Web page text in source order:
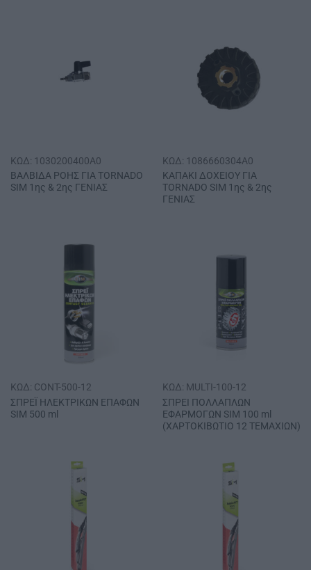
ΚΩΔ: 1030200400A0
ΒΑΛΒΙΔΑ ΡΟΗΣ ΓΙΑ ΤΟRΝΑDΟ
SΙΜ 1ης & 2ης ΓΕΝΙΑΣ
ΚΩΔ: 1086660304A0
ΚΑΠΑΚΙ ΔΟΧΕΙΟΥ ΓΙΑ
ΤΟRΝΑDΟ SΙΜ 1ης & 2ης
ΓΕΝΙΑΣ
ΚΩΔ: CONT-500-12
ΣΠΡΕΪ ΗΛΕΚΤΡΙΚΩΝ ΕΠΑΦΩΝ
SΙΜ 500 ml
ΚΩΔ: MULTI-100-12
ΣΠΡΕΙ ΠΟΛΛΑΠΛΩΝ
ΕΦΑΡΜΟΓΩΝ SΙΜ 100 ml
(ΧΑΡΤΟΚΙΒΩΤΙΟ 12 ΤΕΜΑΧΙΩΝ)